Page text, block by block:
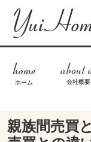
ホーム 会社概要
親族間売買